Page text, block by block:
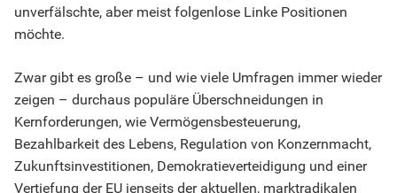
unverfälschte, aber meist folgenlose Linke Positionen
möchte.
Zwar gibt es große – und wie viele Umfragen immer wieder
zeigen – durchaus populäre Überschneidungen in
Kernforderungen, wie Vermögensbesteuerung,
Bezahlbarkeit des Lebens, Regulation von Konzernmacht,
Zukunftsinvestitionen, Demokratieverteidigung und einer
Vertiefung der EU jenseits der aktuellen, marktradikalen